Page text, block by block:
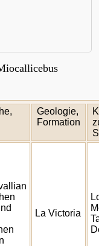
Geologie,
Formation
La Victoria